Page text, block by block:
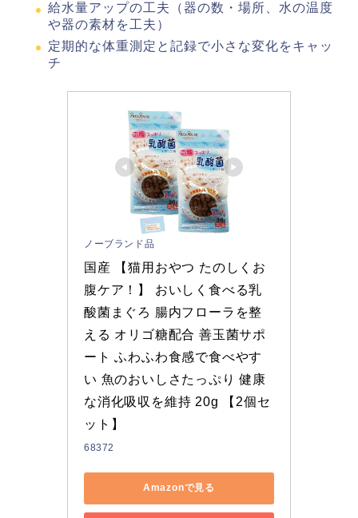
給水量アップの工夫（器の数・場所、水の温度
や器の素材を工夫）
定期的な体重測定と記録で小さな変化をキャッ
チ
ノーブランド品
国産 【猫用おやつ たのしくお
腹ケア！】 おいしく食べる乳
酸菌まぐろ 腸内フローラを整
える オリゴ糖配合 善玉菌サポ
ート ふわふわ食感で食べやす
い 魚のおいしさたっぷり 健康
な消化吸収を維持 20g 【2個セ
ット】
68372
Amazonで見る